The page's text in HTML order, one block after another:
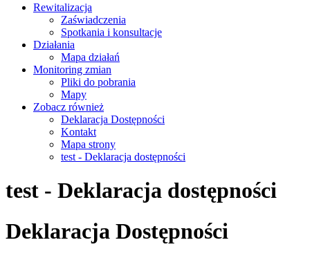
Rewitalizacja
Zaświadczenia
Spotkania i konsultacje
Działania
Mapa działań
Monitoring zmian
Pliki do pobrania
Mapy
Zobacz również
Deklaracja Dostępności
Kontakt
Mapa strony
test - Deklaracja dostępności
test - Deklaracja dostępności
Deklaracja Dostępności